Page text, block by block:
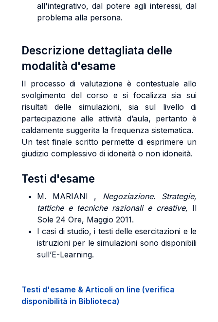
all'integrativo, dal potere agli interessi, dal
problema alla persona.
Descrizione dettagliata delle
modalità d'esame
Il processo di valutazione è contestuale allo
svolgimento del corso e si focalizza sia sui
risultati delle simulazioni, sia sul livello di
partecipazione alle attività d’aula, pertanto è
caldamente suggerita la frequenza sistematica.
Un test finale scritto permette di esprimere un
giudizio complessivo di idoneità o non idoneità.
Testi d'esame
M. MARIANI , Negoziazione. Strategie,
tattiche e tecniche razionali e creative, Il
Sole 24 Ore, Maggio 2011.
I casi di studio, i testi delle esercitazioni e le
istruzioni per le simulazioni sono disponibili
sull’E-Learning.
Testi d'esame & Articoli on line (verifica
disponibilità in Biblioteca)